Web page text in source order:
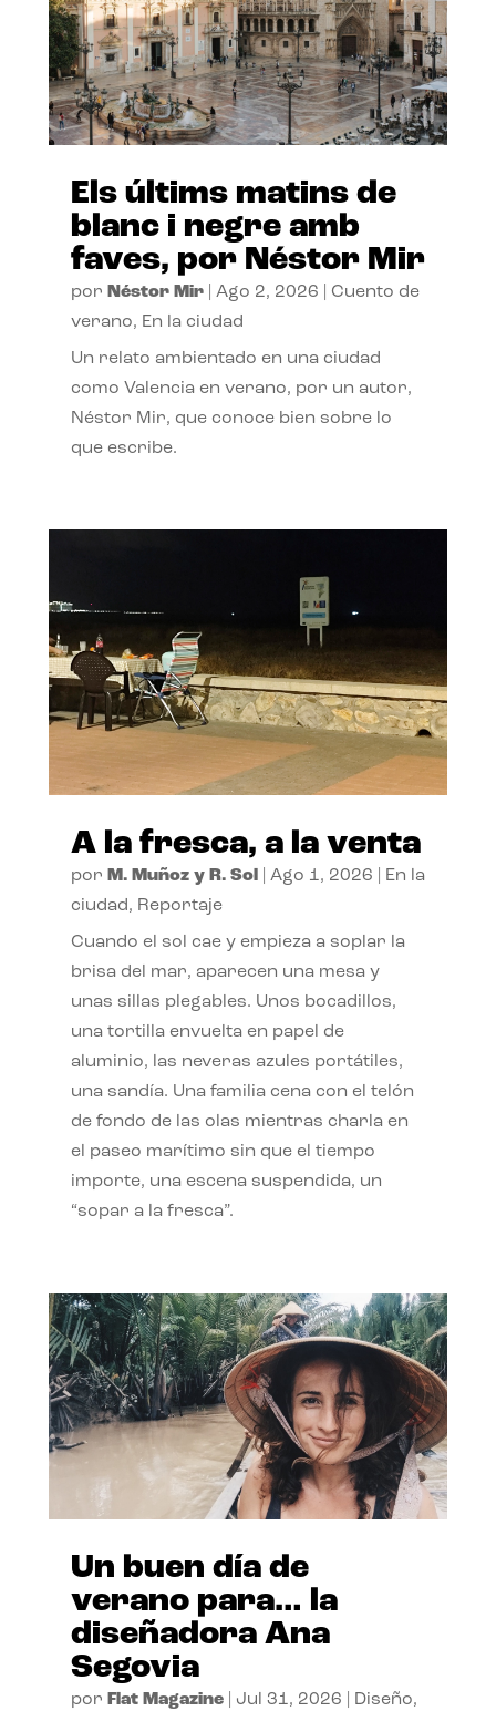
Els últims matins de
blanc i negre amb
faves, por Néstor Mir
por Néstor Mir| Ago 2, 2026
Cuento de
verano, En la ciudad
Un relato ambientado en una ciudad
como Valencia en verano, por un autor,
Néstor Mir, que conoce bien sobre lo
que escribe.
A la fresca, a la venta
por M. Muñoz y R. Sol| Ago 1, 2026
En la
ciudad, Reportaje
Cuando el sol cae y empieza a soplar la
brisa del mar, aparecen una mesa y
unas sillas plegables. Unos bocadillos,
una tortilla envuelta en papel de
aluminio, las neveras azules portátiles,
una sandía. Una familia cena con el telón
de fondo de las olas mientras charla en
el paseo marítimo sin que el tiempo
importe, una escena suspendida, un
“sopar a la fresca”.
Un buen día de
verano para… la
diseñadora Ana
Segovia
por Flat Magazine| Jul 31, 2026 Diseño,